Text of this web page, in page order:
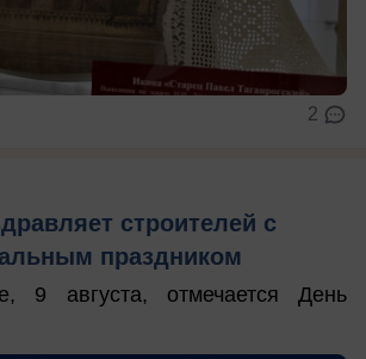
2
строителей с
праздником
9 августа, отмечается День